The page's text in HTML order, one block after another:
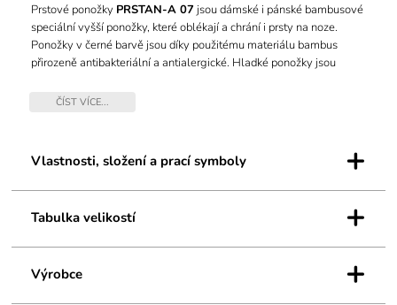
Prstové ponožky PRSTAN-A 07 jsou dámské i pánské bambusové
speciální vyšší ponožky, které oblékají a chrání i prsty na noze.
Ponožky v černé barvě jsou díky použitému materiálu bambus
přirozeně antibakteriální a antialergické. Hladké ponožky jsou
vyšší a hodí se nejen do barefootové ale i fivefingers obuvi.
ČÍST VÍCE...
Vlastnosti, složení a prací symboly +
Tabulka velikostí +
Výrobce +